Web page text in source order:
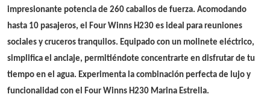
impresionante potencia de 260 caballos de fuerza. Acomodando
hasta 10 pasajeros, el Four Winns H230 es ideal para reuniones
sociales y cruceros tranquilos. Equipado con un molinete eléctrico,
simplifica el anclaje, permitiéndote concentrarte en disfrutar de tu
tiempo en el agua. Experimenta la combinación perfecta de lujo y
funcionalidad con el Four Winns H230 Marina Estrella.